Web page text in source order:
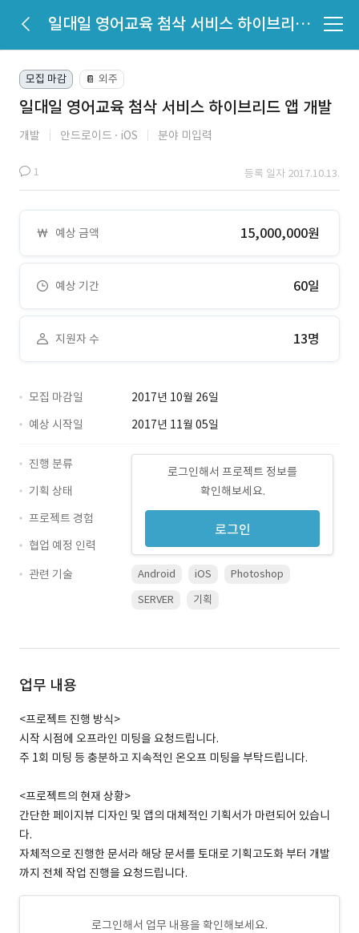
일대일 영어교육 첨삭 서비스 하이브리드 앱 개발
모집 마감 📔 외주
일대일 영어교육 첨삭 서비스 하이브리드 앱 개발
개발 안드로이드 iOS 분야 미입력
1 등록 일자 2017.10.13.
예상 금액 15,000,000원
예상 기간 60일
지원자 수 13명
모집 마감일
2017년 10월 26일
예상 시작일
2017년 11월 05일
로그인해서 프로젝트 정보를
확인해보세요.
로그인
진행 분류
기획 상태
프로젝트 경험
협업 예정 인력
관련 기술
Android iOS
Photoshop
SERVER
기획
업무 내용
<프로젝트 진행 방식>
시작 시점에 오프라인 미팅을 요청드립니다.
주 1회 미팅 등 충분하고 지속적인 온오프 미팅을 부탁드립니다.
<프로젝트의 현재 상황>
간단한 페이지뷰 디자인 및 앱의 대체적인 기획서가 마련되어 있습니
다.
자체적으로 진행한 문서라 해당 문서를 토대로 기획고도화 부터 개발
까지 전체 작업 진행을 요청드립니다.
로그인해서 업무 내용을 확인해보세요.